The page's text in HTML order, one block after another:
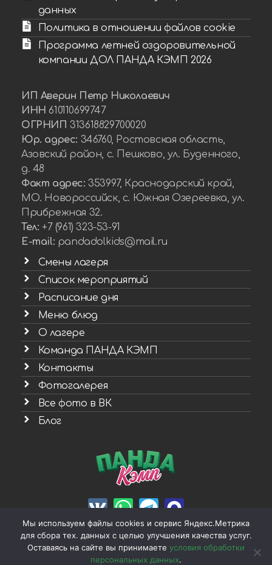
данных
Политика в отношении файлов cookie
Программа летней оздоровительной
компании ДОЛ ПАНДА КЭМП 2026
ИП Аверин Петр Николаевич
ИНН 610110699747
ОГРНИП 313618829700020
Юр. адрес: 346760, Ростовская область,
Азовский район, с. Пешково, ул. Буденного,
д. 48
Факт адрес: 353997, Краснодарский край,
МО. Новороссийск, с. Южная Озереевка, ул.
Прибрежная 32.
Тел: +7 (961) 323-53-91
E-mail: pandadolkids@mail.ru
Смены лагеря
Список мероприятий
Расписание дня
Меню блюд
О лагере
Команда ПАНДА КЭМП
Контакты
Фотогалерея
Все фото в ВК
Блог
Создано в SeoWEB61
Мы используем файлы cookies и сервис Яндекс.Метрика
для сбора тех. данных с целью улучшения качества услуг.
Оставаясь на сайте вы принимаете условия обработки
персональных данных.